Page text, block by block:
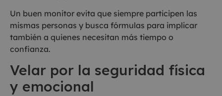
Un buen monitor evita que siempre participen las
mismas personas y busca fórmulas para implicar
también a quienes necesitan más tiempo o
confianza.
Velar por la seguridad física
y emocional